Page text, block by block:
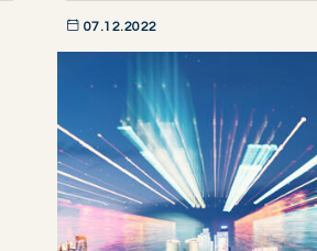
07.12.2022
DÉCOUVRIR MAINTENANT